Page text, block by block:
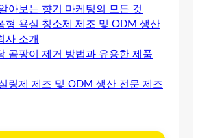
아보는 향기 마케팅의 모든 것
형 욕실 청소제 제조 및 ODM 생산
사 소개
곰팡이 제거 방법과 유용한 제품
링제 제조 및 ODM 생산 전문 제조